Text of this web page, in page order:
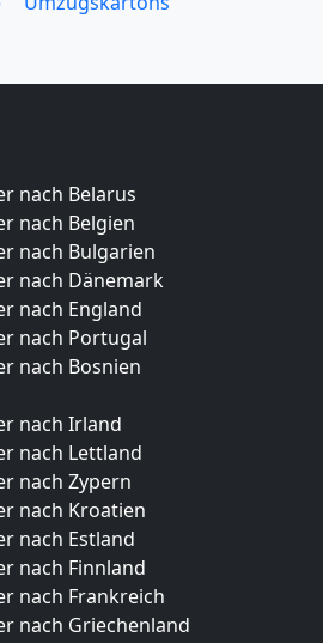
nach Belarus
nach Belgien
nach Bulgarien
nach Dänemark
nach England
nach Portugal
nach Bosnien
nach Irland
nach Lettland
nach Zypern
nach Kroatien
nach Estland
nach Finnland
nach Frankreich
nach Griechenland